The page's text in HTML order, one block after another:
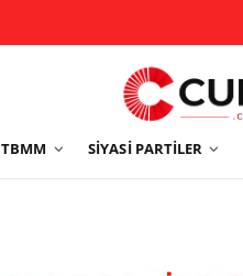
TBMM SIYASI PARTILER